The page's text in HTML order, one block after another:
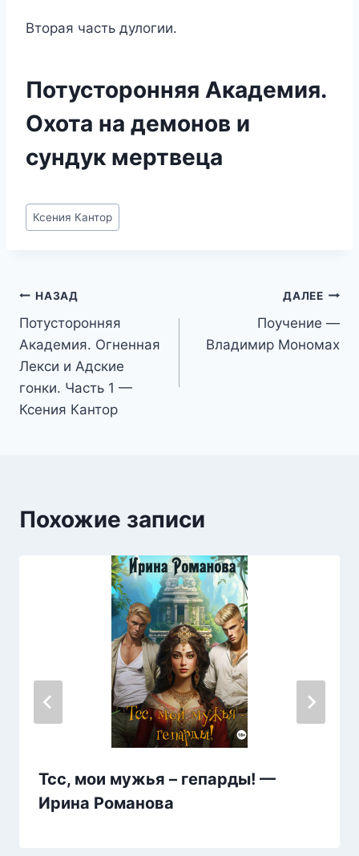
Вторая часть дулогии.
Потусторонняя Академия.
Охота на демонов и
сундук мертвеца
Метки
записи:
Ксения Кантор
Навигация
по
записям
НАЗАД
Потусторонняя
Академия. Огненная
Лекси и Адские
гонки. Часть 1 —
Ксения Кантор
ДАЛЕЕ
Поучение —
Владимир Мономах
Похожие записи
Тсс, мои мужья – гепарды! —
Ирина Романова